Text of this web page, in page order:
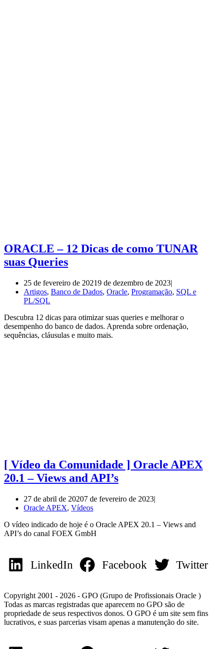
ORACLE – 12 Dicas de como TUNAR
suas Queries
25 de fevereiro de 20219 de dezembro de 2023
Artigos, Banco de Dados, Oracle, Programação, SQL e
PL/SQL
Descubra 12 dicas para otimizar suas queries e melhorar o
desempenho do banco de dados. Aprenda sobre ordenação,
sequências, cláusulas e muito mais.
[ Vídeo da Comunidade ] Oracle APEX
20.1 – Views and API’s
27 de abril de 20207 de fevereiro de 2023
Oracle APEX, Vídeos
O vídeo indicado de hoje é o Oracle APEX 20.1 – Views and
API’s do canal FOEX GmbH
LinkedIn Facebook Twitter
Copyright 2001 - 2026 - GPO (Grupo de Profissionais Oracle )
Todas as marcas registradas que aparecem no GPO são de
propriedade de seus respectivos donos. O GPO é um site sem fins
lucrativos, e suas parcerias visam apenas a manutenção do site.